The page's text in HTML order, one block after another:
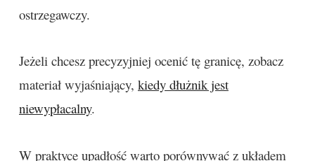
ostrzegawczy.
Jeżeli chcesz precyzyjniej ocenić tę granicę, zobacz
materiał wyjaśniający, kiedy dłużnik jest
niewypłacalny.
W praktyce upadłość warto porównywać z układem